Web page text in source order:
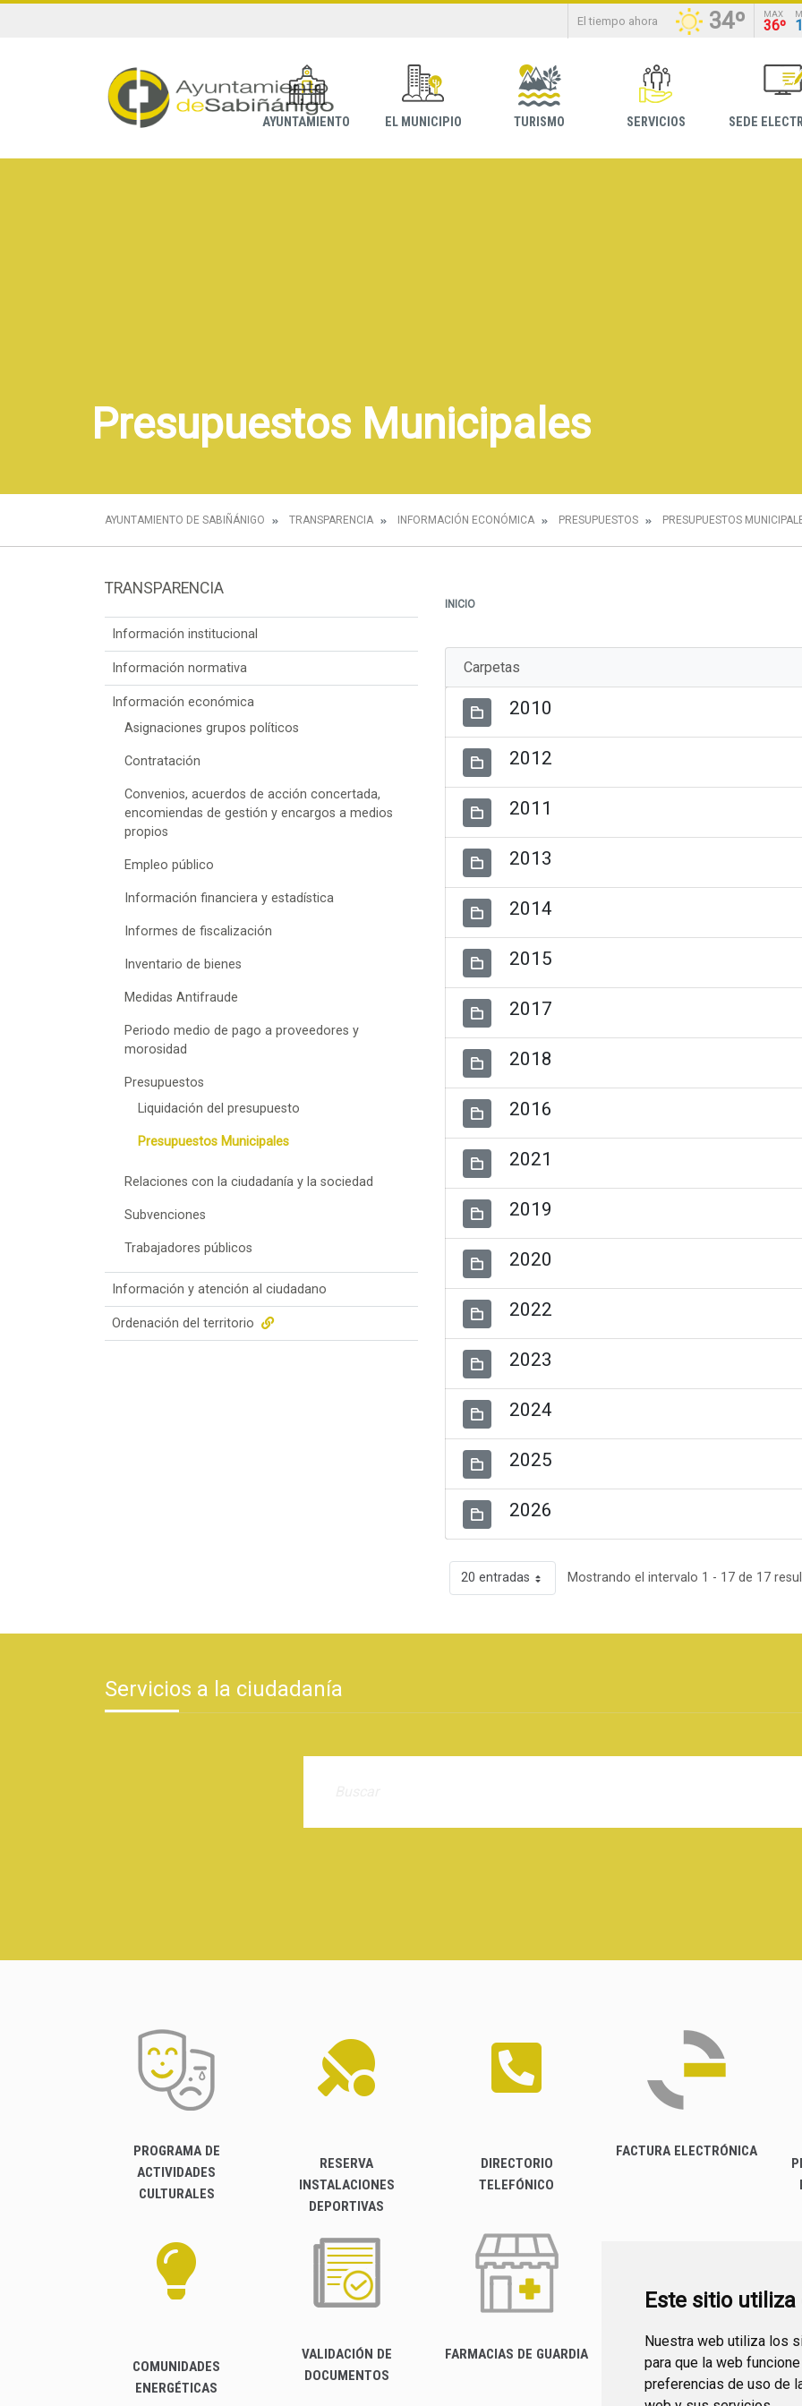
Este sitio
Nuestra web utiliza los
para que la web
preferencias de uso de
El tiempo ahora 34º MAX
36º
AYUNTAMIENTO EL MUNICIPIO TURISMO SERVICIOS SEDE
Presupuestos Municipales
AYUNTAMIENTO DE SABIÑÁNIGO TRANSPARENCIA INFORMACIÓN ECONÓMICA PRESUPUESTOS PRESUPUESTOS
TRANSPARENCIA
Información institucional
Información normativa
Información económica
Asignaciones grupos políticos
Contratación
Convenios, acuerdos de acción concertada,
encomiendas de gestión y encargos a medios
propios
Empleo público
Información financiera y estadística
Informes de fiscalización
Inventario de bienes
Medidas Antifraude
Periodo medio de pago a proveedores y
morosidad
Presupuestos
Liquidación del presupuesto
Presupuestos Municipales
Relaciones con la ciudadanía y la sociedad
Subvenciones
Trabajadores públicos
Información y atención al ciudadano
Ordenación del territorio
INICIO
Carpetas
2010
2012
2011
2013
2014
2015
2017
2018
2016
2021
2019
2020
2022
2023
2024
2025
2026
20 entradas Mostrando el intervalo 1 - 17 de 17
Servicios a la ciudadanía
PROGRAMA DE
ACTIVIDADES
CULTURALES
RESERVA
INSTALACIONES
DEPORTIVAS
DIRECTORIO
TELEFÓNICO
FACTURA ELECTRÓNICA
COMUNIDADES
ENERGÉTICAS
VALIDACIÓN DE
DOCUMENTOS
FARMACIAS DE GUARDIA
CANAL YOUTUBE